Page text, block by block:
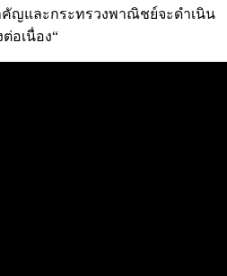
ญและกระทรวงพาณิชย์จะดำเนิน
อเนื่อง“